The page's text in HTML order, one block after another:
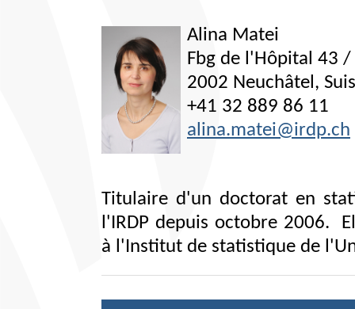
Alina Matei
Fbg de l'Hôpital 43 /
2002 Neuchâtel,
+41 32 889 86 11
alina.matei@irdp.ch
Titulaire d'un doctorat en
l'IRDP depuis octobre 2006.
à l'Institut de statistique de